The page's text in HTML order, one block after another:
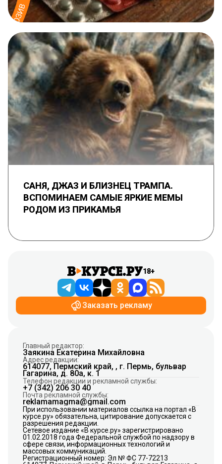
САНЯ, ДЖАЗ И БЛИЗНЕЦ ТРАМПА.
ВСПОМИНАЕМ САМЫЕ ЯРКИЕ МЕМЫ
РОДОМ ИЗ ПРИКАМЬЯ
18+
Заказать рекламу
Главный редактор:
Заякина Екатерина Михайловна
Адрес редакции:
614077, Пермский край, , г. Пермь, бульвар
Гагарина, д. 80а, к. 1
Телефон редакции и рекламной службы:
+7 (342) 206 30 40
Почта рекламной службы:
reklamamagma@gmail.com
При использовании материалов ссылка на портал «В
курсе.ру» обязательна, цитирование допускается с
разрешения редакции.
Сетевое издание «В курсе.ру» зарегистрировано
01.02.2018 года Федеральной службой по надзору в
сфере связи, информационных технологий и
массовых коммуникаций.
Регистрационный номер: Эл № ФС 77-72213